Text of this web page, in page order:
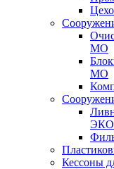
МО
МО
Кессоны